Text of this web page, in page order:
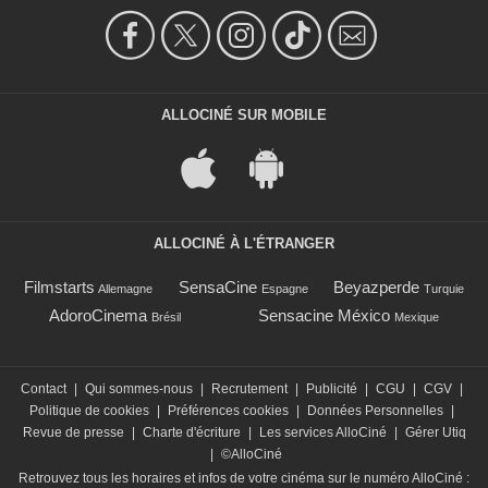
ALLOCINÉ SUR MOBILE
ALLOCINÉ À L'ÉTRANGER
Filmstarts Allemagne SensaCine Espagne Beyazperde Turquie
AdoroCinema Brésil Sensacine México Mexique
Contact Qui sommes-nous Recrutement Publicité CGU CGV
Politique de cookies
Préférences cookies Données Personnelles
Revue de presse
Charte d'écriture Les services AlloCiné
Gérer Utiq
©AlloCiné
Retrouvez tous les horaires et infos de votre cinéma sur le numéro AlloCiné :